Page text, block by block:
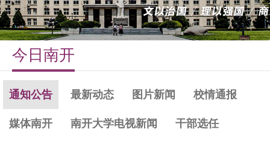
今日南开
通知公告 最新动态 图片新闻 校情通报
媒体南开 南开大学电视新闻 干部选任